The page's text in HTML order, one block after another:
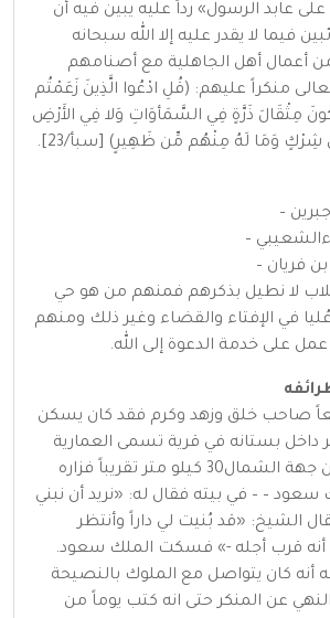
عابد الرسول» رداً عليه يبين فيه أن
فيما لا يقدر عليه إلا الله سبحانه
أعمال أهل الجاهلية مع أصنامهم
منكراً عليهم: (قُلِ ادْعُوا الَّذِينَ زَعَمْتُم
مِثْقَالَ ذَرَّةٍ فِي السَّمَأوَاتِ وَلا فِي الأَرْضِ
وَمَا لَهُ مِنْهُم مِّن ظَهِيرٍ) [سبأ/23].
–
–
فريان –
لا نطيل بذكرهم فمنهم من هو حي
في الإفتاء والقضاء وغير ذلك ومنهم
على خدمة الدعوة إلى الله.
صاحب خلق وزهد وكرم فقد كان يسكن
بستانه في قرية تسمى العمارية
تبعد عن الرياض من جهة الشمال30 كيلو متر تقريباً فزاره
سعود – – في بيته فقال له: «نريد أن نبني
الشيخ: «قد بُنيت لي داراً وأنتظر
أنه قرب أجله -» فسكت الملك سعود.
أنه كان يتواصل مع الملوك بالنصيحة
عن المنكر حتى انه كتب يوماً من